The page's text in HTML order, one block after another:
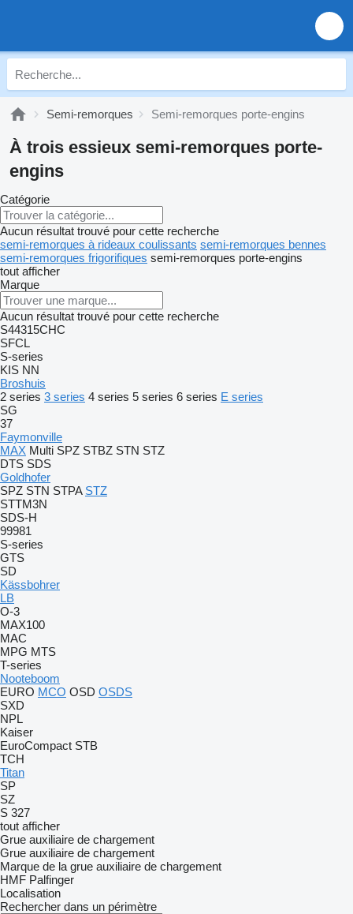
Semi-remorques Semi-remorques porte-engins
À trois essieux semi-remorques porte-
engins
Catégorie
Aucun résultat trouvé pour cette recherche
semi-remorques à rideaux coulissants semi-remorques bennes
semi-remorques frigorifiques semi-remorques porte-engins
tout afficher
Marque
Aucun résultat trouvé pour cette recherche
S44315CHC
SFCL
S-series
KIS NN
Broshuis
2 series 3 series 4 series 5 series 6 series E series
SG
37
Faymonville
MAX Multi SPZ STBZ STN STZ
DTS SDS
Goldhofer
SPZ STN STPA STZ
STTM3N
SDS-H
99981
S-series
GTS
SD
Kässbohrer
LB
O-3
MAX100
MAC
MPG MTS
T-series
Nooteboom
EURO MCO OSD OSDS
SXD
NPL
Kaiser
EuroCompact STB
TCH
Titan
SP
SZ
S 327
tout afficher
Grue auxiliaire de chargement
Grue auxiliaire de chargement
Marque de la grue auxiliaire de chargement
HMF Palfinger
Localisation
Rechercher dans un périmètre